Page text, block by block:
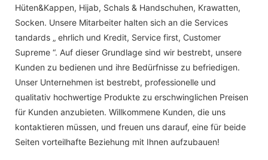
Hüten&Kappen, Hijab, Schals & Handschuhen, Krawatten,
Socken. Unsere Mitarbeiter halten sich an die Services
tandards „ ehrlich und Kredit, Service first, Customer
Supreme “. Auf dieser Grundlage sind wir bestrebt, unsere
Kunden zu bedienen und ihre Bedürfnisse zu befriedigen.
Unser Unternehmen ist bestrebt, professionelle und
qualitativ hochwertige Produkte zu erschwinglichen Preisen
für Kunden anzubieten. Willkommene Kunden, die uns
kontaktieren müssen, und freuen uns darauf, eine für beide
Seiten vorteilhafte Beziehung mit Ihnen aufzubauen!